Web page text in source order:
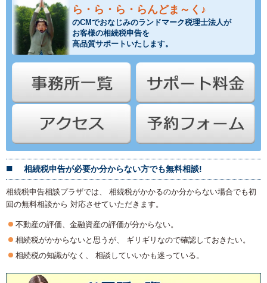
ら・ら・ら・らんどま～く♪
のCMでおなじみのランドマーク税理士法人が
お客様の相続税申告を
高品質サポートいたします。
相続税申告が必要か分からない方でも無料相談!
相続税申告相談プラザでは、 相続税がかかるのか分からない場合でも初
回の無料相談から 対応させていただきます。
不動産の評価、金融資産の評価が分からない。
相続税がかからないと思うが、 ギリギリなので確認しておきたい。
相続税の知識がなく、 相談していいかも迷っている。